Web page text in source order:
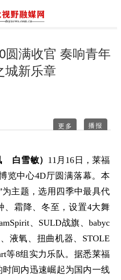
圆满收官 奏响青年
城新乐章
更多
白雪敏） 11月16日，莱福
览中心4D厅圆满落幕。本
为主题，选用四季中最具代
、霜降、冬至，设置4大舞
、SULD战旗、babyc
液氧、扭曲机器、STOLE
等8组实力乐队。据悉莱福
间内迅速崛起为国内一线